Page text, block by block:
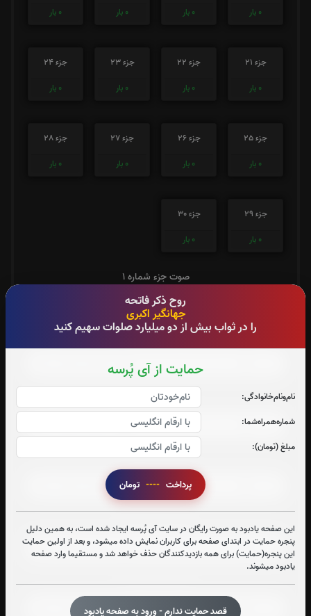
روح ذکر فاتحه
جهانگیر اکبری
را در ثواب بیش از دو میلیارد صلوات سهیم کنید
حمایت از آی پُرسه
نام‌و‌نام‌خانوادگی:
شماره‌همراه‌شما:
مبلغ (تومان):
پرداخت ----
این صفحه یادبود به صورت رایگان در سایت آی پُرسه ایجاد شده است، به همین دلیل
پنجره حمایت در ابتدای صفحه برای کاربران نمایش داده میشود، و بعد از اولین حمایت
این پنجره(حمایت) برای همه بازدیدکنندگان حذف خواهد شد و مستقیما وارد صفحه
یادبود میشوند.
قصد حمایت ندارم - ورود به صفحه یادبود
0 بار
0 بار
0 بار
0 بار
جزء 21
0 بار
جزء 22
0 بار
جزء 23
0 بار
جزء 24
0 بار
جزء 25
0 بار
جزء 26
0 بار
جزء 27
0 بار
جزء 28
0 بار
جزء 29
0 بار
جزء 30
0 بار
صوت جزء شماره 1
صوت جزء شماره 2
صوت جزء شماره 3
صوت جزء شماره 4
صوت جزء شماره 5
صوت جزء شماره 6